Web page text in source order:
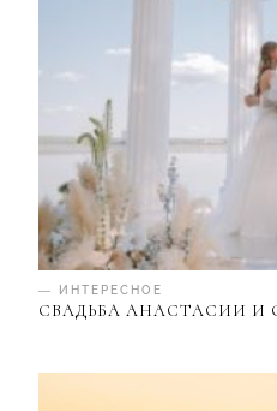
— ИНТЕРЕСНОЕ
СВАДЬБА АНАСТАСИИ И